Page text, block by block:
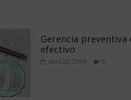
Gerencia preventiva
efectivo
abril 20, 2004 0